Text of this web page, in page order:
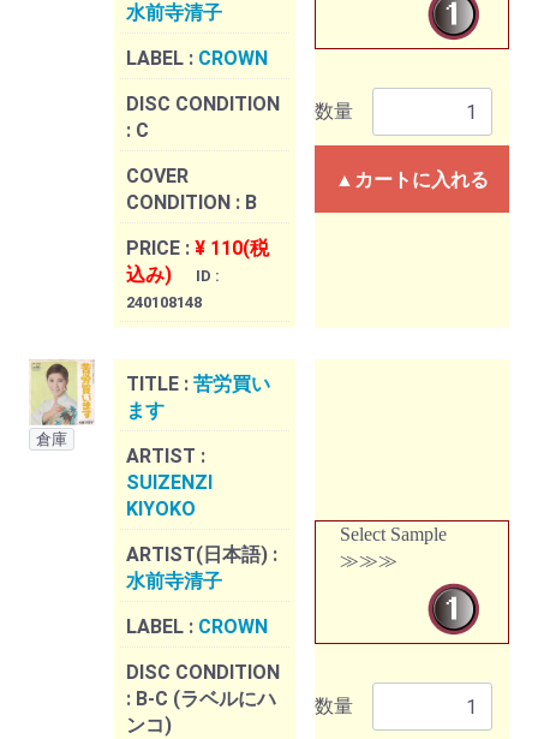
水前寺清子
LABEL : CROWN
DISC CONDITION
: C
COVER
CONDITION : B
PRICE : ¥ 110(税
込み)
ID :
240108148
数量
▲カートに入れる
倉庫
TITLE : 苦労買い
ます
ARTIST :
SUIZENZI
KIYOKO
ARTIST(日本語) :
水前寺清子
LABEL : CROWN
DISC CONDITION
: B-C (ラベルにハ
ンコ)
Select Sample
≫≫≫
数量